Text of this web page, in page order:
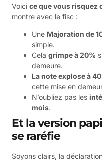
Voici ce que vous risquez
montre avec le fisc :
Une Majoration de
simple.
Cela grimpe à 20%
demeure.
La note explose à
cette mise en
N’oubliez pas les
mois.
Et la version
se raréfie
Soyons clairs, la